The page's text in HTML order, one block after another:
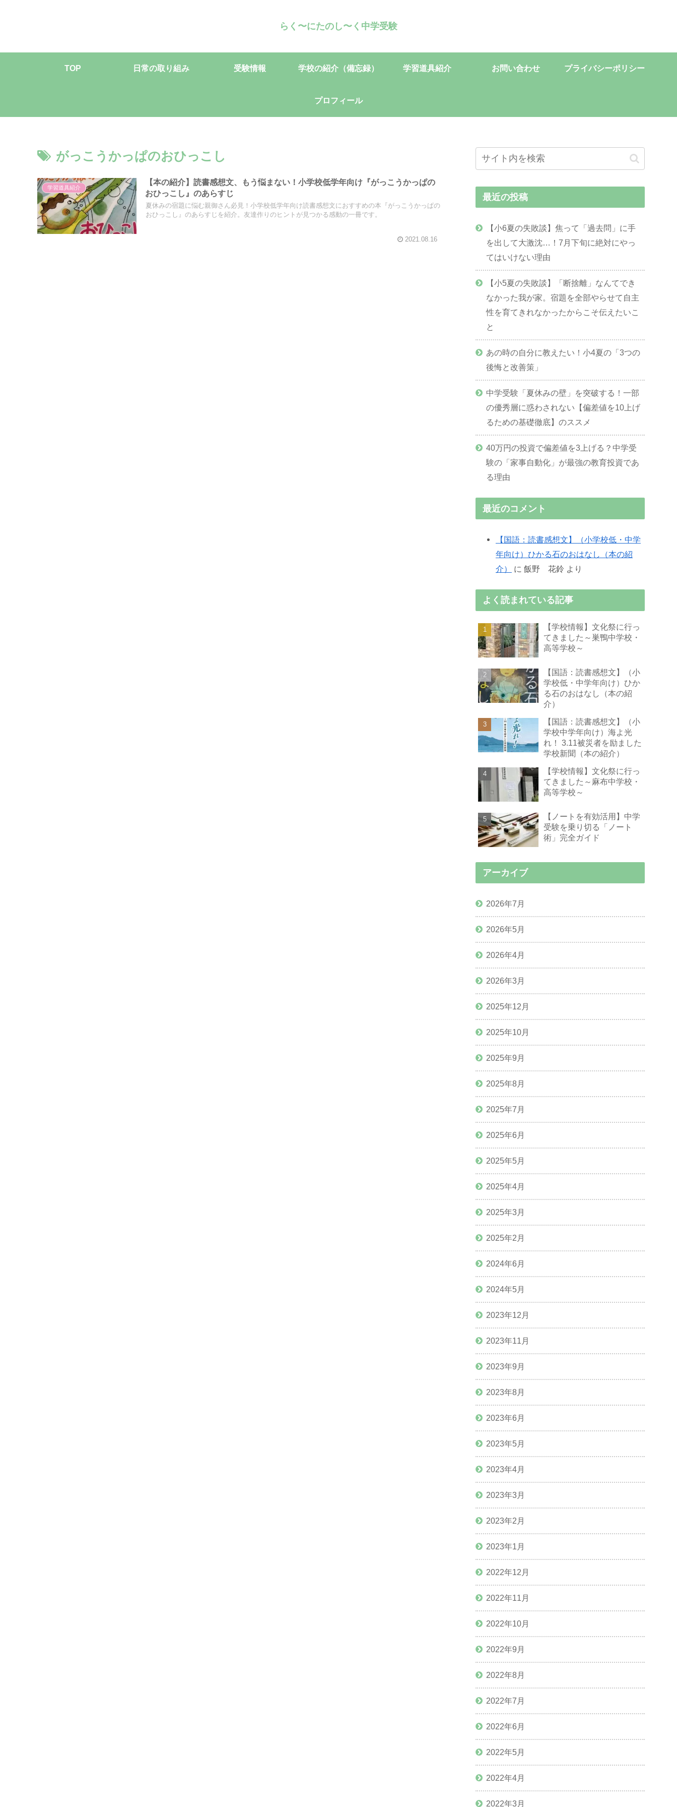
らく〜にたのし〜く中学受験
TOP 日常の取り組み 受験情報 学校の紹介（備忘録） 学習道具紹介 お問い合わせ プライバシーポリシー
プロフィール
がっこうかっぱのおひっこし
学習道具紹介
【本の紹介】読書感想文、もう悩まない！小学校低学年向け『がっこうかっぱの
おひっこし』のあらすじ
夏休みの宿題に悩む親御さん必見！小学校低学年向け読書感想文におすすめの本『がっこうかっぱの
おひっこし』のあらすじを紹介。友達作りのヒントが見つかる感動の一冊です。
2021.08.16
最近の投稿
【小6夏の失敗談】焦って「過去問」に手
を出して大激沈…！7月下旬に絶対にやっ
てはいけない理由
【小5夏の失敗談】「断捨離」なんてでき
なかった我が家。宿題を全部やらせて自主
性を育てきれなかったからこそ伝えたいこ
と
あの時の自分に教えたい！小4夏の「3つの
後悔と改善策」
中学受験「夏休みの壁」を突破する！一部
の優秀層に惑わされない【偏差値を10上げ
るための基礎徹底】のススメ
40万円の投資で偏差値を3上げる？中学受
験の「家事自動化」が最強の教育投資であ
る理由
最近のコメント
【国語：読書感想文】（小学校低・中学
年向け）ひかる石のおはなし（本の紹
介）
に 飯野 花鈴 より
よく読まれている記事
【学校情報】文化祭に行っ
てきました～巣鴨中学校・
高等学校～
【国語：読書感想文】（小
学校低・中学年向け）ひか
る石のおはなし（本の紹
介）
【国語：読書感想文】（小
学校中学年向け）海よ光
れ！ 3.11被災者を励ました
学校新聞（本の紹介）
【学校情報】文化祭に行っ
てきました～麻布中学校・
高等学校～
【ノートを有効活用】中学
受験を乗り切る「ノート
術」完全ガイド
アーカイブ
2026年7月
2026年5月
2026年4月
2026年3月
2025年12月
2025年10月
2025年9月
2025年8月
2025年7月
2025年6月
2025年5月
2025年4月
2025年3月
2025年2月
2024年6月
2024年5月
2023年12月
2023年11月
2023年9月
2023年8月
2023年6月
2023年5月
2023年4月
2023年3月
2023年2月
2023年1月
2022年12月
2022年11月
2022年10月
2022年9月
2022年8月
2022年7月
2022年6月
2022年5月
2022年4月
2022年3月